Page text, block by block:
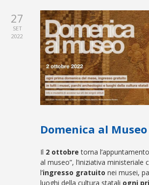
27
SET
2022
Domenica al Museo
Il 2 ottobre torna
al museo”, l’iniziativa ministeriale
l’ingresso gratuito nei musei,
luoghi della cultura statali ogni